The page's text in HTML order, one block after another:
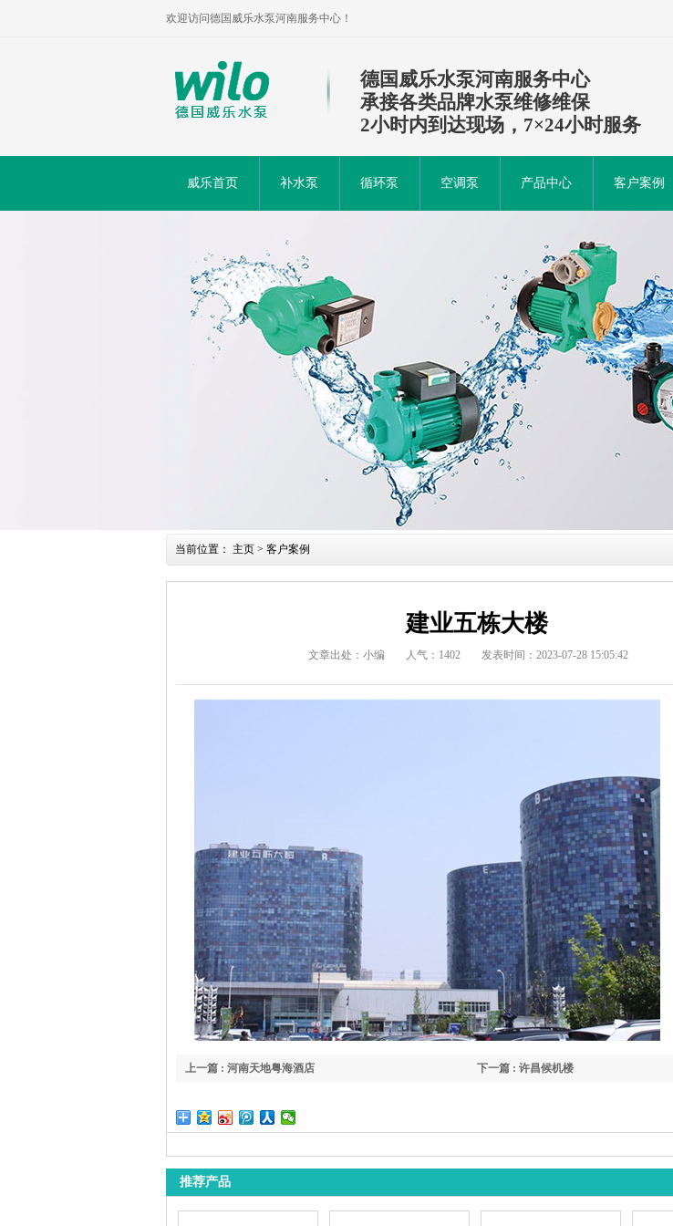
欢迎访问德国威乐水泵河南服务中心！
德国威乐水泵河南服务中心
承接各类品牌水泵维修维保
2小时内到达现场，7×24小时服务
威乐首页 补水泵 循环泵 空调泵 产品中心 客户案例
当前位置： 主页 > 客户案例
建业五栋大楼
文章出处：小编 人气： 1402 发表时间：2023-07-28 15:05:42
下一篇 : 许昌候机楼
上一篇 : 河南天地粤海酒店
推荐产品